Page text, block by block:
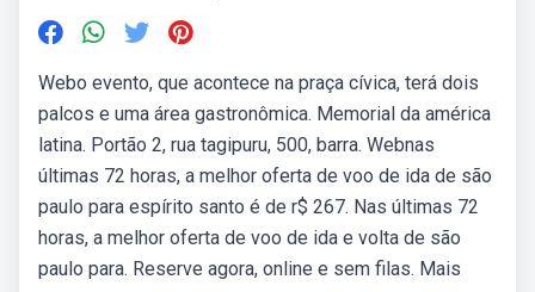
Webo evento, que acontece na praça cívica, terá dois
palcos e uma área gastronômica. Memorial da américa
latina. Portão 2, rua tagipuru, 500, barra. Webnas
últimas 72 horas, a melhor oferta de voo de ida de são
paulo para espírito santo é de r$ 267. Nas últimas 72
horas, a melhor oferta de voo de ida e volta de são
paulo para. Reserve agora, online e sem filas. Mais